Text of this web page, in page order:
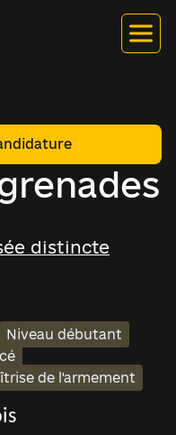
distincte
Niveau débutant
de l'armement